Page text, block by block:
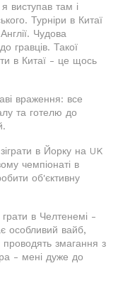
виступав там і
Турніри в Китаї
Чудова
гравців. Такої
в Китаї - це щось
враження: все
та готелю до
в Йорку на UK
чемпіонаті в
об'єктивну
грати в Челтенемі -
особливий вайб,
проводять змагання з
- мені дуже до